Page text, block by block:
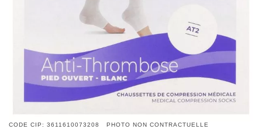
CODE CIP: 3611610073208 PHOTO NON CONTRACTUELLE